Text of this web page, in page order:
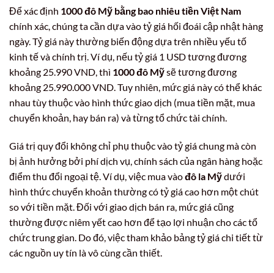
Để xác định 1000 đô Mỹ bằng bao nhiêu tiền Việt Nam
chính xác, chúng ta cần dựa vào tỷ giá hối đoái cập nhật hàng
ngày. Tỷ giá này thường biến động dựa trên nhiều yếu tố
kinh tế và chính trị. Ví dụ, nếu tỷ giá 1 USD tương đương
khoảng 25.990 VND, thì 1000 đô Mỹsẽ tương đương
khoảng 25.990.000 VND. Tuy nhiên, mức giá này có thể khác
nhau tùy thuộc vào hình thức giao dịch (mua tiền mặt, mua
chuyển khoản, hay bán ra) và từng tổ chức tài chính.
Giá trị quy đổi không chỉ phụ thuộc vào tỷ giá chung mà còn
bị ảnh hưởng bởi phí dịch vụ, chính sách của ngân hàng hoặc
điểm thu đổi ngoại tệ. Ví dụ, việc mua vàođô la Mỹdưới
hình thức chuyển khoản thường có tỷ giá cao hơn một chút
so với tiền mặt. Đối với giao dịch bán ra, mức giá cũng
thường được niêm yết cao hơn để tạo lợi nhuận cho các tổ
chức trung gian. Do đó, việc tham khảo bảng tỷ giá chi tiết từ
các nguồn uy tín là vô cùng cần thiết.